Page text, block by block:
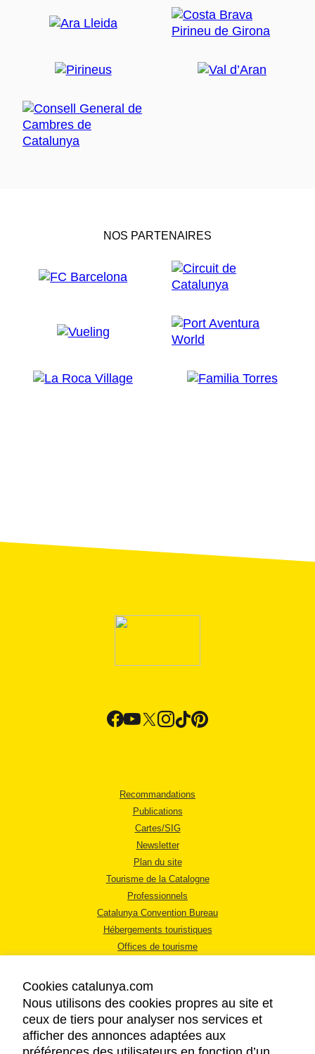
NOS PARTENAIRES
Recommandations
Publications
Cartes/SIG
Newsletter
Plan du site
Tourisme de la Catalogne
Professionnels
Catalunya Convention Bureau
Hébergements touristiques
Offices de tourisme
MENTIONS LÉGALES
Cookies catalunya.com
Nous utilisons des cookies propres au site et
ceux de tiers pour analyser nos services et
afficher des annonces adaptées aux